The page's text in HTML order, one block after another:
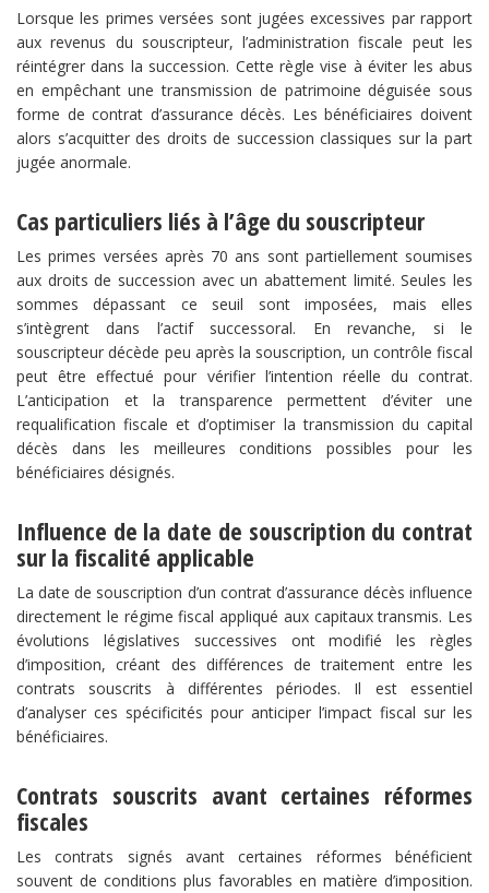
Lorsque les primes versées sont jugées excessives par rapport
aux revenus du souscripteur, l’administration fiscale peut les
réintégrer dans la succession. Cette règle vise à éviter les abus
en empêchant une transmission de patrimoine déguisée sous
forme de contrat d’assurance décès. Les bénéficiaires doivent
alors s’acquitter des droits de succession classiques sur la part
jugée anormale.
​Cas particuliers liés à l’âge du souscripteur​
Les primes versées après 70 ans sont partiellement soumises
aux droits de succession avec un abattement limité. Seules les
sommes dépassant ce seuil sont imposées, mais elles
s’intègrent dans l’actif successoral. En revanche, si le
souscripteur décède peu après la souscription, un contrôle fiscal
peut être effectué pour vérifier l’intention réelle du contrat.
L’anticipation et la transparence permettent d’éviter une
requalification fiscale et d’optimiser la transmission du capital
décès dans les meilleures conditions possibles pour les
bénéficiaires désignés.
Influence de la date de souscription du contrat
sur la fiscalité applicable​
La date de souscription d’un contrat d’assurance décès influence
directement le régime fiscal appliqué aux capitaux transmis. Les
évolutions législatives successives ont modifié les règles
d’imposition, créant des différences de traitement entre les
contrats souscrits à différentes périodes. Il est essentiel
d’analyser ces spécificités pour anticiper l’impact fiscal sur les
bénéficiaires.
​Contrats souscrits avant certaines réformes
fiscales​
Les contrats signés avant certaines réformes bénéficient
souvent de conditions plus favorables en matière d’imposition.